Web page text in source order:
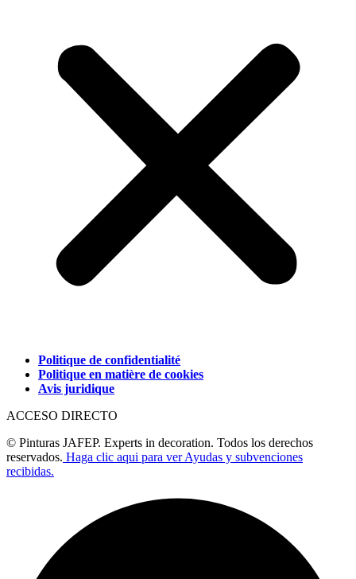
Politique de confidentialité
Politique en matière de cookies
Avis juridique
ACCESO DIRECTO
© Pinturas JAFEP. Experts in decoration. Todos los derechos
reservados. Haga clic aqui para ver Ayudas y subvenciones
recibidas.